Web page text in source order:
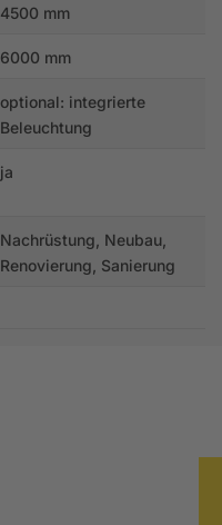
4500 mm
6000 mm
optional: integrierte
Beleuchtung
ja
Nachrüstung, Neubau,
Renovierung, Sanierung